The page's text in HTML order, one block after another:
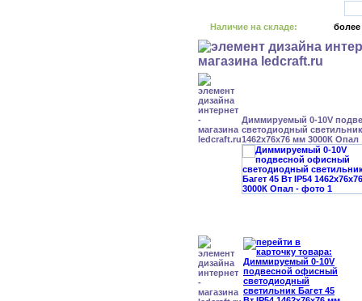
Наличие на складе: более
Диммируемый 0-10V
светодиодный светильник
1462x76x76 мм 3000К Опал